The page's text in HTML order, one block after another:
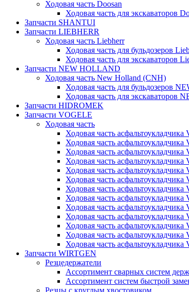
Ходовая часть Doosan
Ходовая часть для экскаваторов
Запчасти SHANTUI
Запчасти LIEBHERR
Ходовая часть Liebherr
Ходовая часть для бульдозеров
Ходовая часть для экскаваторов
Запчасти NEW HOLLAND
Ходовая часть New Holland (CNH)
Ходовая часть для бульдозеров
Ходовая часть для
Запчасти HIDROMEK
Запчасти VOGELE
Ходовая часть
Ходовая часть асфальтоукладчика
Ходовая часть асфальтоукладчика
Ходовая часть асфальтоукладчика
Ходовая часть асфальтоукладчика
Ходовая часть асфальтоукладчика
Ходовая часть асфальтоукладчика
Ходовая часть асфальтоукладчика
Ходовая часть асфальтоукладчика
Ходовая часть асфальтоукладчика
Ходовая часть асфальтоукладчика
Ходовая часть асфальтоукладчика
Ходовая часть асфальтоукладчика
Ходовая часть асфальтоукладчика
Запчасти WIRTGEN
Резцедержатели
Ассортимент сварных систем
Ассортимент систем быстрой
Резцы с круглым хвостовиком